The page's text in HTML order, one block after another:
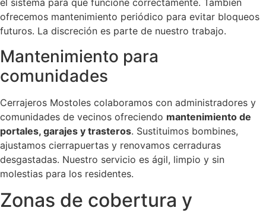
el sistema para que funcione correctamente. También
ofrecemos mantenimiento periódico para evitar bloqueos
futuros. La discreción es parte de nuestro trabajo.
Mantenimiento para
comunidades
Cerrajeros Mostoles colaboramos con administradores y
comunidades de vecinos ofreciendo mantenimiento de
portales, garajes y trasteros. Sustituimos bombines,
ajustamos cierrapuertas y renovamos cerraduras
desgastadas. Nuestro servicio es ágil, limpio y sin
molestias para los residentes.
Zonas de cobertura y